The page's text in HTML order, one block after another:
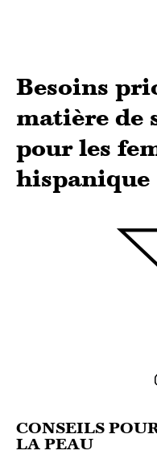
Besoins
matière de
pour les
hispanique
CONSEILS
LA PEAU